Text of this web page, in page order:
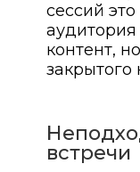
сессий
аудитория
контент,
закрытого
встречи